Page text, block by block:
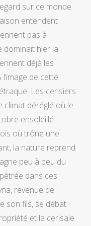
sur ce monde
entendent
pas à
dominait hier la
déjà les
de cette
Les cerisiers
climat déréglé où le
ensoleillé.
où trône une
la nature reprend
peu à peu du
dans ces
revenue de
son fils, se débat
et la cerisaie